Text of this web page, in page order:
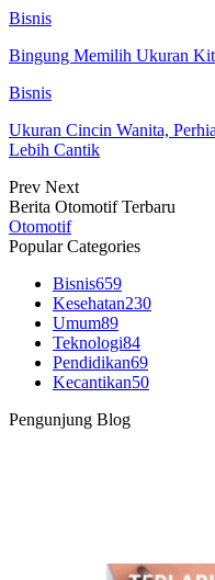
Bisnis
Bingung Memilih Ukuran
Bisnis
Ukuran Cincin Wanita,
Lebih Cantik
Prev Next
Berita Otomotif Terbaru
Otomotif
Popular Categories
Bisnis659
Kesehatan230
Umum89
Teknologi84
Pendidikan69
Kecantikan50
Pengunjung Blog